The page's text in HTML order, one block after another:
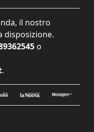
il nostro
disposizione.
o
.